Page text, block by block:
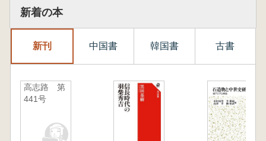
新着の本
新刊 中国書 韓国書 古書
高志路 第
441号